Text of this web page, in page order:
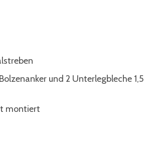
und 2 Unterlegbleche 1,5
montiert